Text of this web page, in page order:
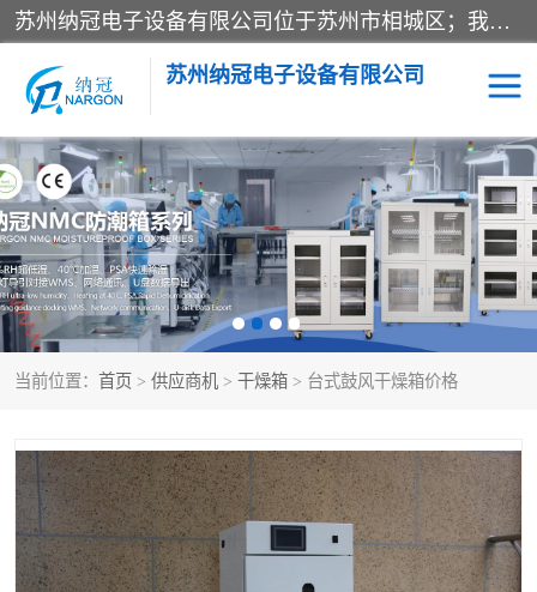
苏州纳冠电子设备有限公司位于苏州市相城区；我司依托国外先进技术结合国内用户的需求，为客户提供具有WMS功能的超低湿快速除湿电子防潮，压缩空气连续干燥柜、智能物料管理氮气储物柜、自制氮氮气柜、防潮氮气组合柜、不锈钢洁净氮气柜、洁净储物柜、石墨舟柜、亮灯导引丝网板存储柜、PCB柔性板气密干燥柜等
苏州纳冠电子设备有限公司
当前位置： 首页 > 供应商机 > 干燥箱 > 台式鼓风干燥箱价格
电子防潮箱 氮气柜
智能料架 干燥箱